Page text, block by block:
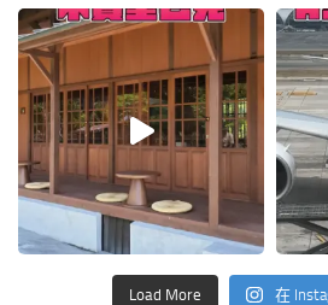
Load More 在